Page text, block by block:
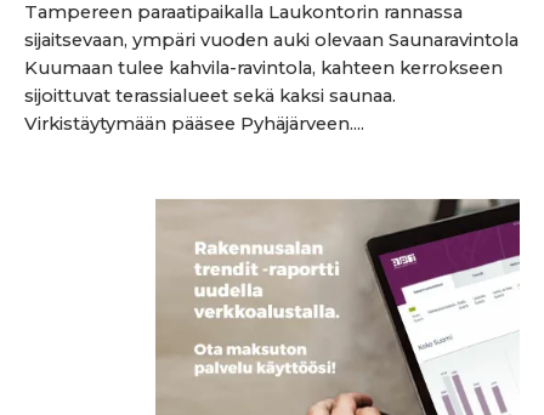
Tampereen paraatipaikalla Laukontorin rannassa
sijaitsevaan, ympäri vuoden auki olevaan Saunaravintola
Kuumaan tulee kahvila-ravintola, kahteen kerrokseen
sijoittuvat terassialueet sekä kaksi saunaa.
Virkistäytymään pääsee Pyhäjärveen....